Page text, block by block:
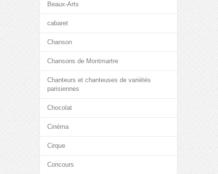
Beaux-Arts
cabaret
Chanson
Chansons de Montmartre
Chanteurs et chanteuses de variétés
parisiennes
Chocolat
Cinéma
Cirque
Concours